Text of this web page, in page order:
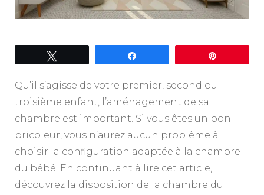
Qu’il s’agisse de votre premier, second ou
troisième enfant, l’aménagement de sa
chambre est important. Si vous êtes un bon
bricoleur, vous n’aurez aucun problème à
choisir la configuration adaptée à la chambre
du bébé. En continuant à lire cet article,
découvrez la disposition de la chambre du